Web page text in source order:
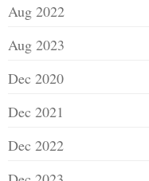
Aug 2022
Aug 2023
Dec 2020
Dec 2021
Dec 2022